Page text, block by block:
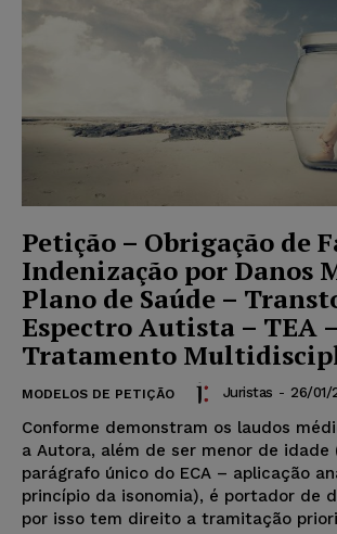
Petição – Obrigação de
Indenização por Danos
Plano de Saúde –
Espectro Autista – TEA –
Tratamento
MODELOS DE PETIÇÃO Juristas - 26/01/
Conforme demonstram os laudos
a Autora, além de ser menor de idade
parágrafo único do ECA – aplicação
princípio da isonomia), é portador de
por isso tem direito a tramitação